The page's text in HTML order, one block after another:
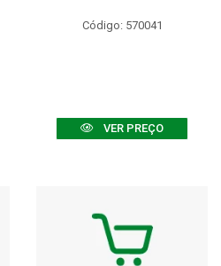
Código: 570041
VER PREÇO